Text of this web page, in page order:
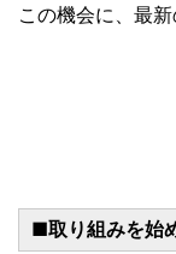
この機会に、最
■取り組みを始